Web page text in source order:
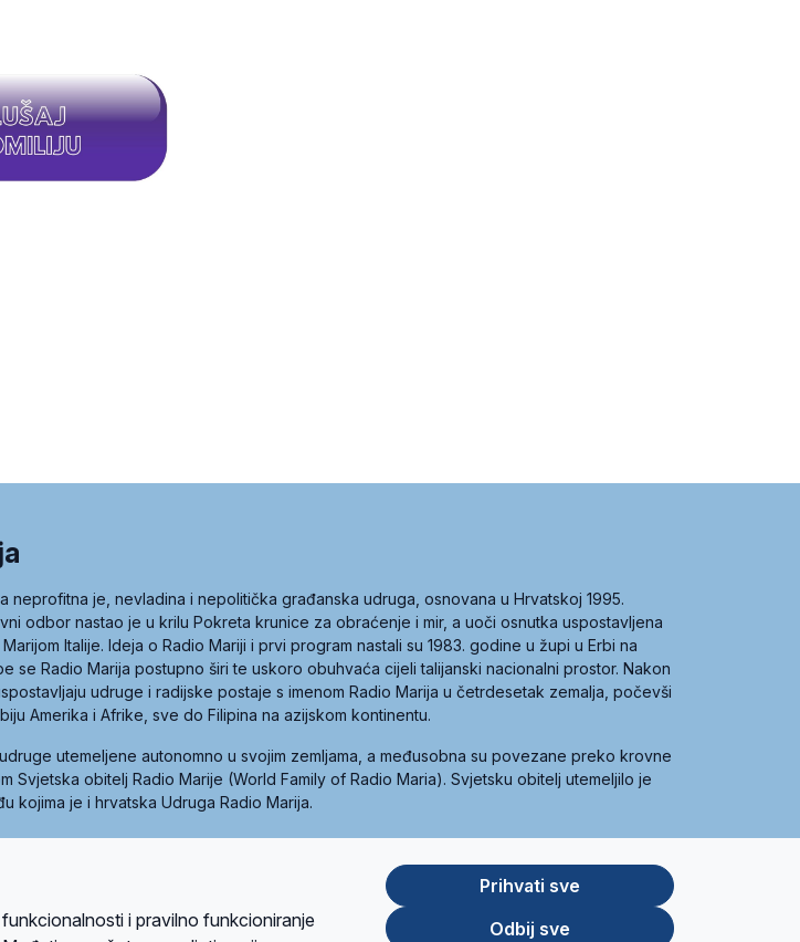
neprofitna je, nevladina i nepolitička građanska udruga, osnovana u Hrvatskoj 1995.
odbor nastao je u krilu Pokreta krunice za obraćenje i mir, a uoči osnutka uspostavljena
Italije. Ideja o Radio Mariji i prvi program nastali su 1983. godine u župi u Erbi na
se Radio Marija postupno širi te uskoro obuhvaća cijeli talijanski nacionalni prostor. Nakon
udruge i radijske postaje s imenom Radio Marija u četrdesetak zemalja, počevši
Amerika i Afrike, sve do Filipina na azijskom kontinentu.
utemeljene autonomno u svojim zemljama, a međusobna su povezane preko krovne
Svjetska obitelj Radio Marije (World Family of Radio Maria). Svjetsku obitelj utemeljilo je
kojima je i hrvatska Udruga Radio Marija.
Store
i pravilno funkcioniranje
Prihvati sve
Odbij sve